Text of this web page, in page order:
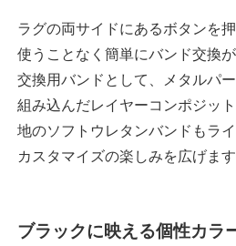
ラグの両サイドにあるボタンを
使うことなく簡単にバンド交換が
交換用バンドとして、メタルパ
組み込んだレイヤーコンポジッ
地のソフトウレタンバンドもライ
カスタマイズの楽しみを広げます
ブラックに映える個性カラ